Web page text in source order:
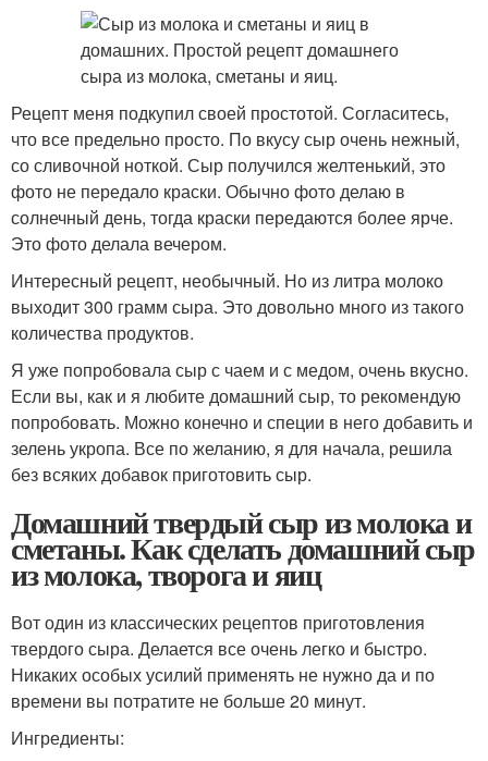
Рецепт меня подкупил своей простотой. Согласитесь,
что все предельно просто. По вкусу сыр очень нежный,
со сливочной ноткой. Сыр получился желтенький, это
фото не передало краски. Обычно фото делаю в
солнечный день, тогда краски передаются более ярче.
Это фото делала вечером.
Интересный рецепт, необычный. Но из литра молоко
выходит 300 грамм сыра. Это довольно много из такого
количества продуктов.
Я уже попробовала сыр с чаем и с медом, очень вкусно.
Если вы, как и я любите домашний сыр, то рекомендую
попробовать. Можно конечно и специи в него добавить и
зелень укропа. Все по желанию, я для начала, решила
без всяких добавок приготовить сыр.
Домашний твердый сыр из молока и
сметаны. Как сделать домашний сыр
из молока, творога и яиц
Вот один из классических рецептов приготовления
твердого сыра. Делается все очень легко и быстро.
Никаких особых усилий применять не нужно да и по
времени вы потратите не больше 20 минут.
Ингредиенты: